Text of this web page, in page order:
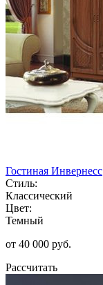
Гостиная Инвернесс
Стиль:
Классический
Цвет:
Темный
от 40 000 руб.
Рассчитать